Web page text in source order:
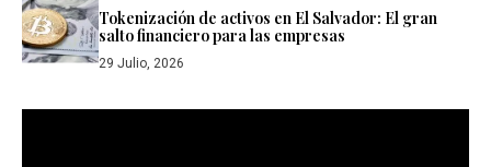
Tokenización de activos en El Salvador: El gran
salto financiero para las empresas
29 Julio, 2026